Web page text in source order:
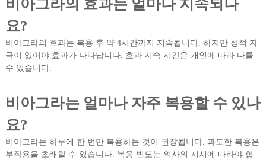
비아그라의 효과는 얼마나 지속되나
요?
비아그라의 효과는 복용 후 약 4시간까지 지속됩니다. 하지만 성적 자
극이 있어야 효과가 나타납니다. 효과 지속 시간은 개인에 따라 다를
수 있습니다.
비아그라는 얼마나 자주 복용할 수 있나
요?
비아그라는 하루에 한 번만 복용하는 것이 권장됩니다. 과도한 복용은
부작용을 초래할 수 있습니다. 복용 빈도는 의사의 지시에 따라야 합